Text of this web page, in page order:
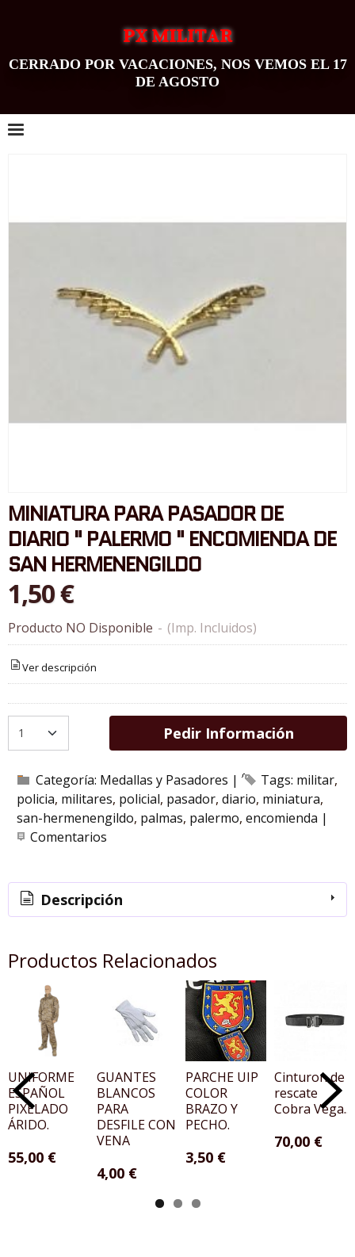
PX MILITAR
CERRADO POR VACACIONES, NOS VEMOS EL 17
DE AGOSTO
MINIATURA PARA PASADOR DE
DIARIO " PALERMO " ENCOMIENDA DE
SAN HERMENENGILDO
1,50 €
Producto NO Disponible - (Imp. Incluidos)
Ver descripción
Pedir Información
Categoría: Medallas y Pasadores | Tags: militar
policia militares policial pasador diario miniatura
san-hermenengildo palmas palermo encomienda |
Comentarios
Descripción
Productos Relacionados
UNIFORME
ESPAÑOL
PIXELADO
ÁRIDO.
55,00 €
GUANTES
BLANCOS
PARA
DESFILE CON
VENA
4,00 €
PARCHE UIP
COLOR
BRAZO Y
PECHO.
3,50 €
Cinturon de
rescate
Cobra Vega...
70,00 €